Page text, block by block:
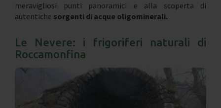
meravigliosi punti panoramici e alla scoperta di
autentiche sorgenti di acque oligominerali.
Le Nevere: i frigoriferi naturali di
Roccamonfina